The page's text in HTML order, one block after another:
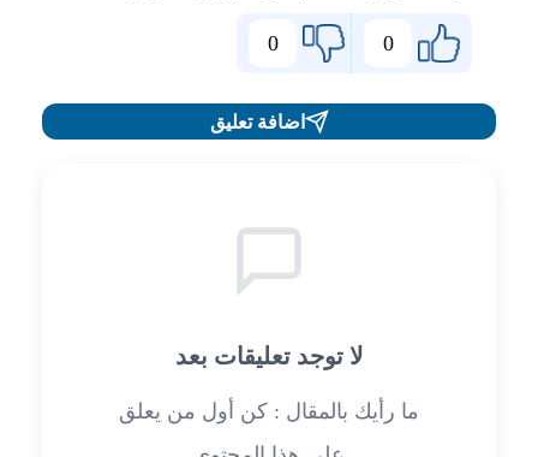
0
0
اضافة تعليق
لا توجد تعليقات بعد
ما رأيك بالمقال : كن أول من يعلق